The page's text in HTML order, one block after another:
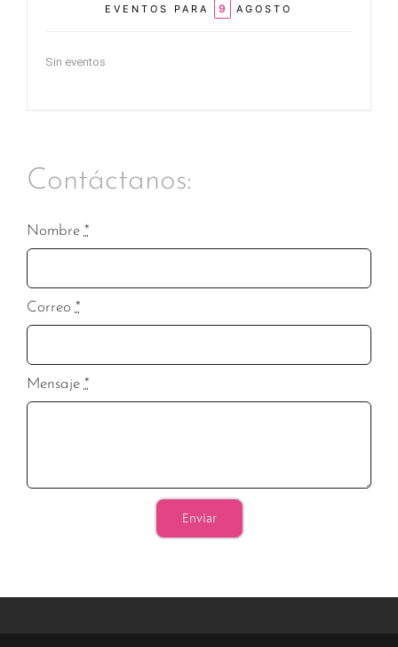
EVENTOS PARA 9 AGOSTO
Sin eventos
Contáctanos:
Nombre *
Correo *
Mensaje *
Enviar